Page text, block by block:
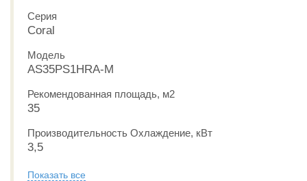
Серия
Coral
Модель
AS35PS1HRA-M
Рекомендованная площадь, м2
35
Производительность Охлаждение, кВт
3,5
Показать все